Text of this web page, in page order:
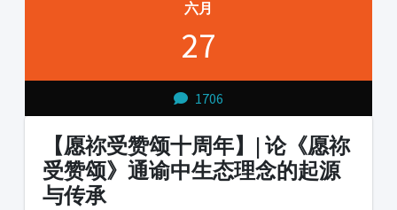
六月
27
1706
【愿祢受赞颂十周年】| 论《愿祢
受赞颂》通谕中生态理念的起源
与传承